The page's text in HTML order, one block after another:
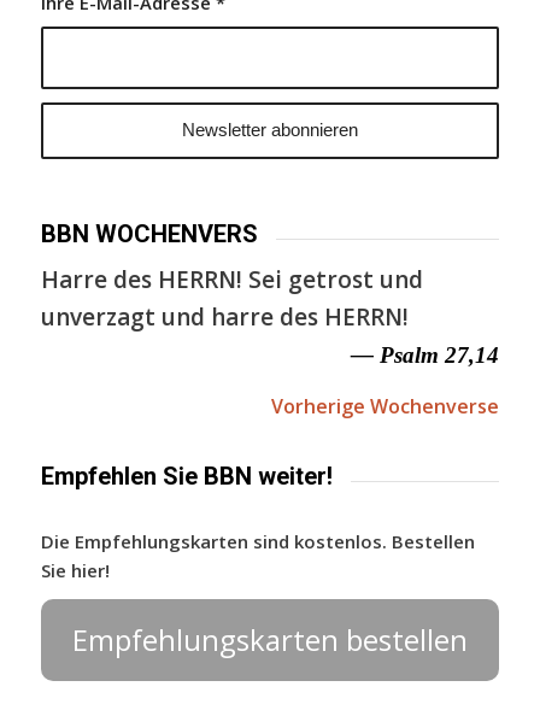
BBN WOCHENVERS
Harre des HERRN! Sei getrost und
unverzagt und harre des HERRN!
— Psalm 27,14
Vorherige Wochenverse
Empfehlen Sie BBN weiter!
Die Empfehlungskarten sind kostenlos. Bestellen
Sie hier!
Empfehlungskarten bestellen